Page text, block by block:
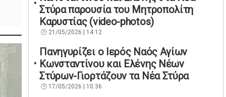
Στύρα παρουσία του Μητροπολίτη
Καρυστίας (video-photos)
21/05/2026 | 14:12
Πανηγυρίζει ο Ιερός Ναός Αγίων
Κωνσταντίνου και Ελένης Νέων
Στύρων-Γιορτάζουν τα Νέα Στύρα
17/05/2026 | 10:36